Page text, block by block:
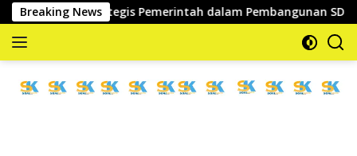
Langsung
ke
konten
Breaking News
Strategis Pemerintah dalam Pembangunan SDM
mengabarkan